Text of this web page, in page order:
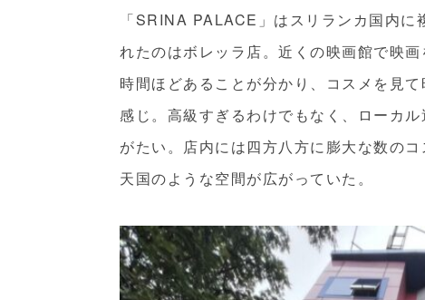
「SRINA PALACE」はスリランカ国内
れたのはボレッラ店。近くの映画館で映
時間ほどあることが分かり、コスメを見
感じ。高級すぎるわけでもなく、ローカ
がたい。店内には四方八方に膨大な数の
天国のような空間が広がっていた。